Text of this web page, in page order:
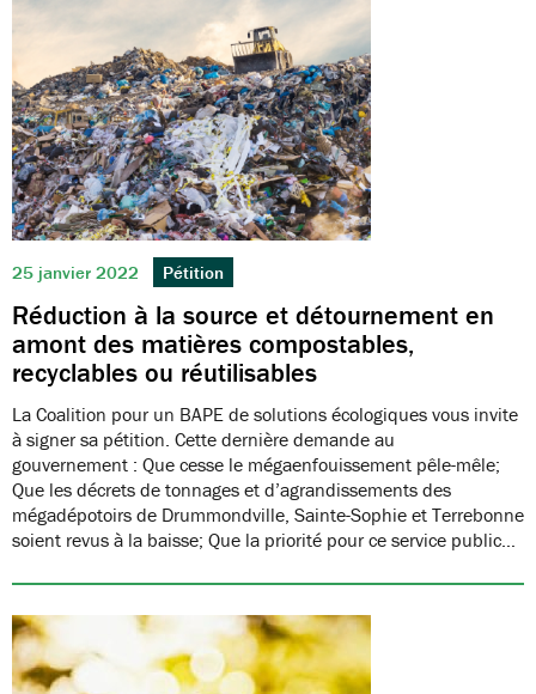
25 janvier 2022 Pétition
Réduction à la source et détournement en
amont des matières compostables,
recyclables ou réutilisables
La Coalition pour un BAPE de solutions écologiques vous invite
à signer sa pétition. Cette dernière demande au
gouvernement : Que cesse le mégaenfouissement pêle-mêle;
Que les décrets de tonnages et d’agrandissements des
mégadépotoirs de Drummondville, Sainte-Sophie et Terrebonne
soient revus à la baisse; Que la priorité pour ce service public…